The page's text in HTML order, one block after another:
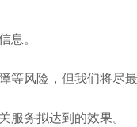
息。
等风险，但我们将尽
服务拟达到的效果。